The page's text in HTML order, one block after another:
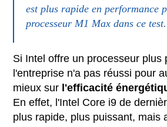
est plus rapide en performance
processeur M1 Max dans ce test.
Si Intel offre un processeur plus
l'entreprise n'a pas réussi pour
mieux sur l'efficacité
En effet, l'Intel Core i9 de
plus rapide, plus puissant, mais